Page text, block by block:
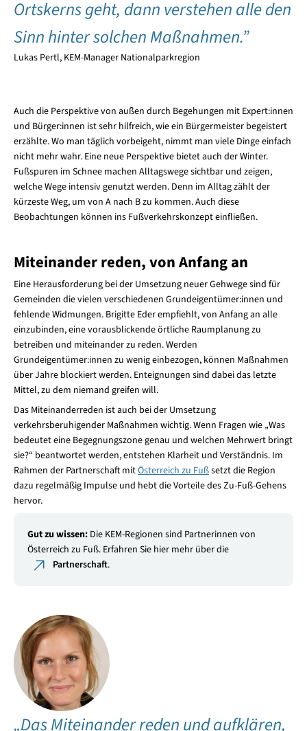
Ortskerns geht, dann verstehen alle den
Sinn hinter solchen Maßnahmen.”
Lukas Pertl, KEM-Manager Nationalparkregion
Auch die Perspektive von außen durch Begehungen mit Expert:innen
und Bürger:innen ist sehr hilfreich, wie ein Bürgermeister begeistert
erzählte. Wo man täglich vorbeigeht, nimmt man viele Dinge einfach
nicht mehr wahr. Eine neue Perspektive bietet auch der Winter.
Fußspuren im Schnee machen Alltagswege sichtbar und zeigen,
welche Wege intensiv genutzt werden. Denn im Alltag zählt der
kürzeste Weg, um von A nach B zu kommen. Auch diese
Beobachtungen können ins Fußverkehrskonzept einfließen.
Miteinander reden, von Anfang an
Eine Herausforderung bei der Umsetzung neuer Gehwege sind für
Gemeinden die vielen verschiedenen Grundeigentümer:innen und
fehlende Widmungen. Brigitte Eder empfiehlt, von Anfang an alle
einzubinden, eine vorausblickende örtliche Raumplanung zu
betreiben und miteinander zu reden. Werden
Grundeigentümer:innen zu wenig einbezogen, können Maßnahmen
über Jahre blockiert werden. Enteignungen sind dabei das letzte
Mittel, zu dem niemand greifen will.
Das Miteinanderreden ist auch bei der Umsetzung
verkehrsberuhigender Maßnahmen wichtig. Wenn Fragen wie „Was
bedeutet eine Begegnungszone genau und welchen Mehrwert bringt
sie?“ beantwortet werden, entstehen Klarheit und Verständnis. Im
Rahmen der Partnerschaft mitÖsterreich zu Fußsetzt die Region
dazu regelmäßig Impulse und hebt die Vorteile des Zu-Fuß-Gehens
hervor.
Gut zu wissen:Die KEM-Regionen sind Partnerinnen von
Österreich zu Fuß. Erfahren Sie hier mehr über die
Partnerschaft.
„Das Miteinander reden und aufklären,